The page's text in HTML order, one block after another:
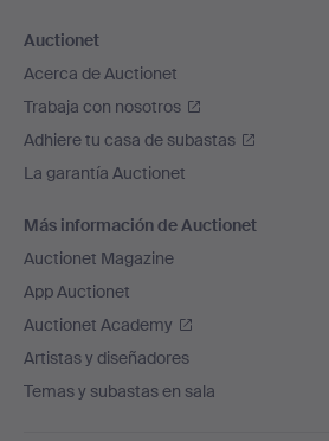
Auctionet
Acerca de Auctionet
Trabaja con nosotros
Adhiere tu casa de subastas
La garantía Auctionet
Más información de Auctionet
Auctionet Magazine
App Auctionet
Auctionet Academy
Artistas y diseñadores
Temas y subastas en sala